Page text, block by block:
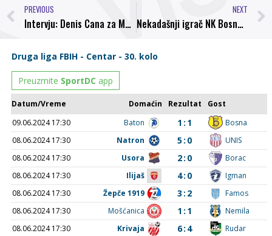
PREVIOUS
Intervju: Denis Cana za Magazin Plus
NEXT
Nekadašnji igrač NK Bosna, Saša Lončar, donirao lopte za omladinski pogon